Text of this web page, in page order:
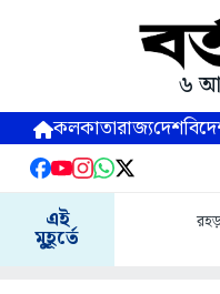
৬
কলকাতারাজ্যদেশ
এই
মুহূর্তে